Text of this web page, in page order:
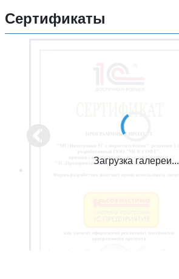
Сертификаты
Загрузка галереи...